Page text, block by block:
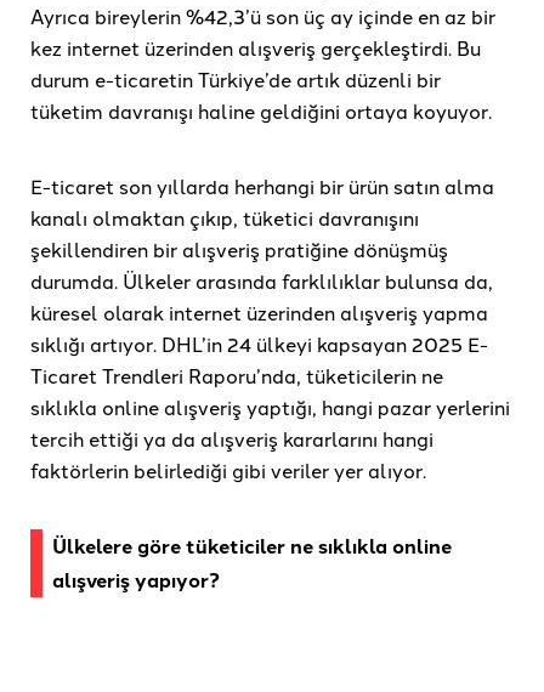
Ayrıca bireylerin %42,3’ü son üç ay içinde en az bir
kez internet üzerinden alışveriş gerçekleştirdi. Bu
durum e-ticaretin Türkiye’de artık düzenli bir
tüketim davranışı haline geldiğini ortaya koyuyor.
E-ticaret son yıllarda herhangi bir ürün satın alma
kanalı olmaktan çıkıp, tüketici davranışını
şekillendiren bir alışveriş pratiğine dönüşmüş
durumda. Ülkeler arasında farklılıklar bulunsa da,
küresel olarak internet üzerinden alışveriş yapma
sıklığı artıyor. DHL’in 24 ülkeyi kapsayan 2025 E-
Ticaret Trendleri Raporu’nda, tüketicilerin ne
sıklıkla online alışveriş yaptığı, hangi pazar yerlerini
tercih ettiği ya da alışveriş kararlarını hangi
faktörlerin belirlediği gibi veriler yer alıyor.
Ülkelere göre tüketiciler ne sıklıkla online
alışveriş yapıyor?